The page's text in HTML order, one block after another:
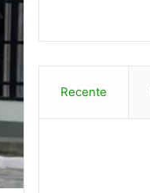
Recente